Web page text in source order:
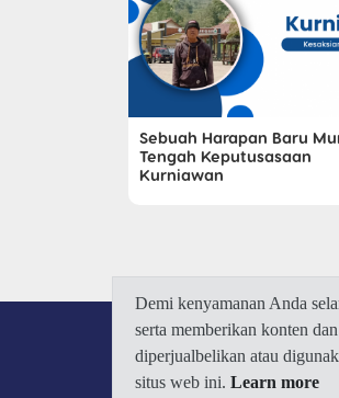
Sebuah Harapan Baru
Tengah Keputusasaan
Kurniawan
Demi kenyamanan Anda
serta memberikan konten
diperjualbelikan atau
situs web ini. Learn more